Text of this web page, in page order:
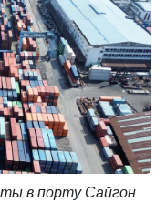
в порту Сайгон